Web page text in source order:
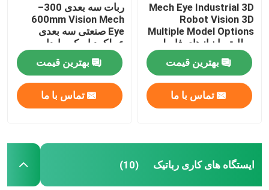
Mech Eye Industrial 3D
Robot Vision 3D
Multiple Model Options
مطابق با نیازهای فاصله
های مختلف
بهترین قیمت
تماس با ما
ربات سه بعدی 300–
600mm Vision Mech
Eye صنعتی سه بعدی
عملکرد اسکن پایدار و
قابل اعتماد
بهترین قیمت
تماس با ما
ایستگاه های کاری رباتیک (10)